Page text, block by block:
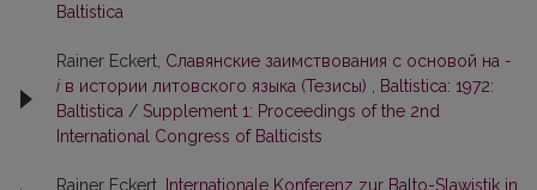
Baltistica
Rainer Eckert, Славянские заимствования с основой на -
i в истории литовского языка (Тезисы)
Baltistica: 1972:
Baltistica / Supplement 1: Proceedings of the 2nd
International Congress of Balticists
Rainer Eckert, Internationale Konferenz zur Balto-Slawistik in